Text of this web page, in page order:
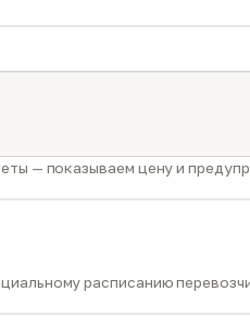
— показываем цену и
расписанию